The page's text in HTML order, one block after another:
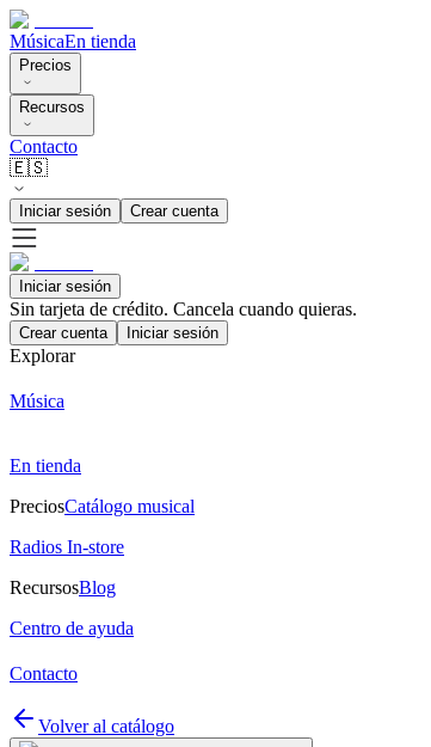
MúsicaEn tienda
Precios
Recursos
Contacto
🇪🇸
Iniciar sesión Crear cuenta
Iniciar sesión
Sin tarjeta de crédito. Cancela cuando quieras.
Crear cuenta Iniciar sesión
Explorar
Música
En tienda
PreciosCatálogo musical
Radios In-store
RecursosBlog
Centro de ayuda
Contacto
Volver al catálogo